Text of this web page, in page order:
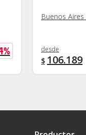
%
Buenos Aires
desde
$ 106.189